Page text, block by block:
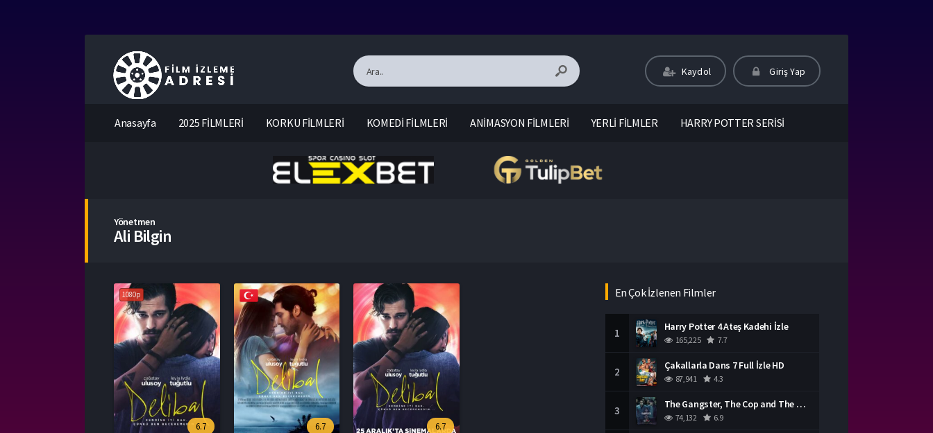
Kaydol Giriş Yap
Anasayfa 2025 FİLMLERİ KORKU FİLMLERİ KOMEDİ FİLMLERİ ANİMASYON FİLMLERİ YERLİ FİLMLER HARRY POTTER SERİSİ
Yönetmen
Ali Bilgin
1080p
6.7 6.7 6.7
En Çok İzlenen Filmler
1 Harry Potter 4 Ateş Kadehi İzle
165,225 7.7
2 Çakallarla Dans 7 Full İzle HD
87,941 4.3
3 The Gangster, The Cop and The Devil Türkçe Dublaj İzle
74,132 6.9